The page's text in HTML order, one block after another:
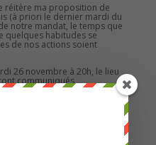
réitère ma proposition de
(à priori le dernier mardi du
notre mandat, le temps que
quelques habitudes se
de nos actions soient
26 novembre à 20h, le lieu
communiqués